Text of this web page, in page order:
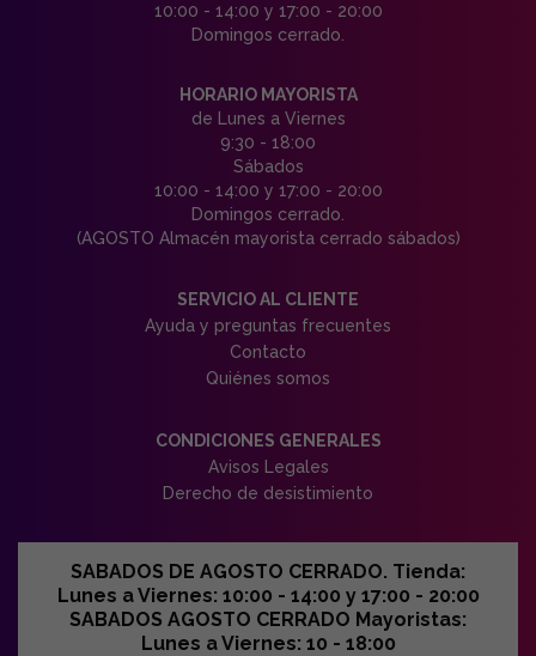
10:00 - 14:00 y 17:00 - 20:00
Domingos cerrado.
HORARIO MAYORISTA
de Lunes a Viernes
9:30 - 18:00
Sábados
10:00 - 14:00 y 17:00 - 20:00
Domingos cerrado.
(AGOSTO Almacén mayorista cerrado sábados)
SERVICIO AL CLIENTE
Ayuda y preguntas frecuentes
Contacto
Quiénes somos
CONDICIONES GENERALES
Avisos Legales
Derecho de desistimiento
SABADOS DE AGOSTO CERRADO. Tienda:
Lunes a Viernes: 10:00 - 14:00 y 17:00 - 20:00
SABADOS AGOSTO CERRADO Mayoristas:
Lunes a Viernes: 10 - 18:00